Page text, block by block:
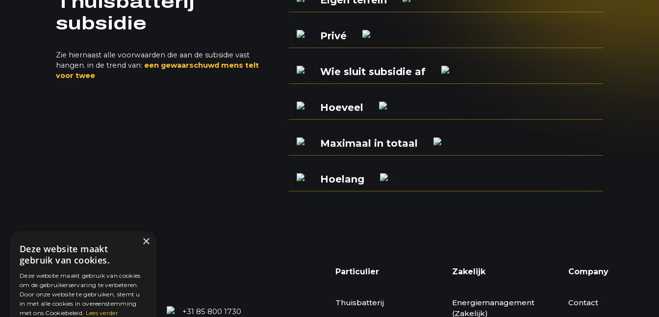
subsidie
Zie hiernaast alle voorwaarden die aan de subsidie vast
hangen. in de trend van: een gewaarschuwd mens telt
voor twee
Privé
Wie sluit subsidie af
Hoeveel
Maximaal in totaal
Hoelang
dysun@dysun.energy +31 85 800 1730
Particulier
Thuisbatterij
Zakelijk
Energiemanagement
(Zakelijk)
Company
Contact
×
Deze website maakt
gebruik van cookies.
Deze website maakt gebruik van cookies
om de gebruikerservaring te verbeteren.
Door onze website te gebruiken, stemt u
in met alle cookies in overeenstemming
met ons Cookiebeleid. Lees verder